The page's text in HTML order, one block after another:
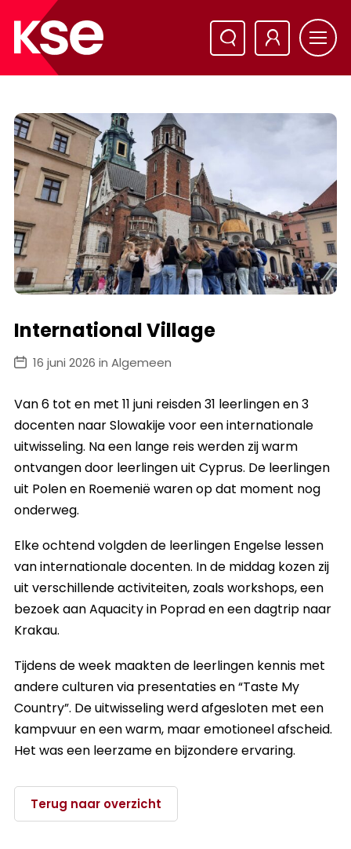
International Village
16 juni 2026 in Algemeen
Van 6 tot en met 11 juni reisden 31 leerlingen en 3
docenten naar Slowakije voor een internationale
uitwisseling. Na een lange reis werden zij warm
ontvangen door leerlingen uit Cyprus. De leerlingen
uit Polen en Roemenië waren op dat moment nog
onderweg.
Elke ochtend volgden de leerlingen Engelse lessen
van internationale docenten. In de middag kozen zij
uit verschillende activiteiten, zoals workshops, een
bezoek aan Aquacity in Poprad en een dagtrip naar
Krakau.
Tijdens de week maakten de leerlingen kennis met
andere culturen via presentaties en “Taste My
Country”. De uitwisseling werd afgesloten met een
kampvuur en een warm, maar emotioneel afscheid.
Het was een leerzame en bijzondere ervaring.
Terug naar overzicht